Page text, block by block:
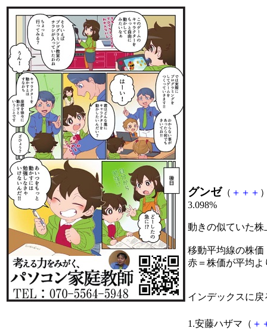
グンゼ （ ＋ ＋ ＋
3.098%
動きの似ていた
移動平均線の株価
赤＝株価が平均
インデックスに戻
1.安藤ハザマ（ ＋